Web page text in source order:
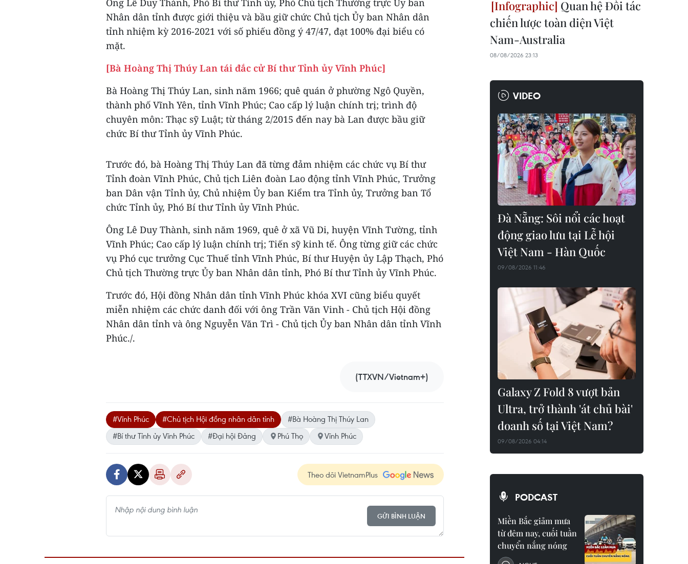
Ông Lê Duy Thành, Phó Bí thư Tỉnh ủy, Phó Chủ tịch Thường trực Ủy ban
Nhân dân tỉnh được giới thiệu và bầu giữ chức Chủ tịch Ủy ban Nhân dân
tỉnh nhiệm kỳ 2016-2021 với số phiếu đồng ý 47/47, đạt 100% đại biểu có
mặt.
[Bà Hoàng Thị Thúy Lan tái đắc cử Bí thư Tỉnh ủy Vĩnh Phúc]
Bà Hoàng Thị Thúy Lan, sinh năm 1966; quê quán ở phường Ngô Quyền,
thành phố Vĩnh Yên, tỉnh Vĩnh Phúc; Cao cấp lý luận chính trị; trình độ
chuyên môn: Thạc sỹ Luật; từ tháng 2/2015 đến nay bà Lan được bầu giữ
chức Bí thư Tỉnh ủy Vĩnh Phúc.
Trước đó, bà Hoàng Thị Thúy Lan đã từng đảm nhiệm các chức vụ Bí thư
Tỉnh đoàn Vĩnh Phúc, Chủ tịch Liên đoàn Lao động tỉnh Vĩnh Phúc, Trưởng
ban Dân vận Tỉnh ủy, Chủ nhiệm Ủy ban Kiểm tra Tỉnh ủy, Trưởng ban Tổ
chức Tỉnh ủy, Phó Bí thư Tỉnh ủy Vĩnh Phúc.
Ông Lê Duy Thành, sinh năm 1969, quê ở xã Vũ Di, huyện Vĩnh Tường, tỉnh
Vĩnh Phúc; Cao cấp lý luận chính trị; Tiến sỹ kinh tế. Ông từng giữ các chức
vụ Phó cục trưởng Cục Thuế tỉnh Vĩnh Phúc, Bí thư Huyện ủy Lập Thạch, Phó
Chủ tịch Thường trực Ủy ban Nhân dân tỉnh, Phó Bí thư Tỉnh ủy Vĩnh Phúc.
Trước đó, Hội đồng Nhân dân tỉnh Vĩnh Phúc khóa XVI cũng biểu quyết
miễn nhiệm các chức danh đối với ông Trần Văn Vinh - Chủ tịch Hội đồng
Nhân dân tỉnh và ông Nguyễn Văn Trì - Chủ tịch Ủy ban Nhân dân tỉnh Vĩnh
Phúc./.
(TTXVN/Vietnam+)
#Vĩnh Phúc #Chủ tịch Hội đồng nhân dân tỉnh
#Bà Hoàng Thị Thúy Lan
#Bí thư Tỉnh ủy Vĩnh Phúc
#Đại hội Đảng Phú Thọ Vĩnh Phúc
Theo dõi VietnamPlus
GỬI BÌNH LUẬN
Quan hệ Đối tác
chiến lược toàn diện Việt
Nam-Australia
08/08/2026 23:13
VIDEO
Đà Nẵng: Sôi nổi các hoạt
động giao lưu tại Lễ hội
Việt Nam - Hàn Quốc
09/08/2026 11:46
Galaxy Z Fold 8 vượt bản
Ultra, trở thành 'át chủ bài'
doanh số tại Việt Nam?
09/08/2026 04:14
PODCAST
Miền Bắc giảm mưa
từ đêm nay, cuối tuần
chuyển nắng nóng